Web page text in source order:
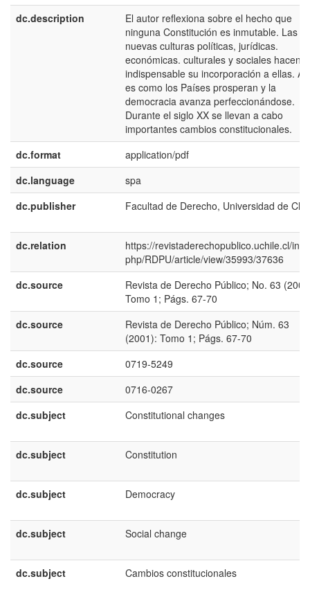
dc.description
El autor reflexiona sobre el hecho que
ninguna Constitución es inmutable. Las
nuevas culturas políticas, jurídicas.
económicas. culturales y sociales hacen
indispensable su incorporación a ellas.
es como los Países prosperan y la
democracia avanza perfeccionándose.
Durante el siglo XX se llevan a cabo
importantes cambios constitucionales.
dc.format
application/pdf
dc.language
spa
dc.publisher
Facultad de Derecho, Universidad de
dc.relation
https://revistaderechopublico.uchile.cl/
php/RDPU/article/view/35993/37636
dc.source
Revista de Derecho Público; No. 63
Tomo 1; Págs. 67-70
dc.source
Revista de Derecho Público; Núm. 63
(2001): Tomo 1; Págs. 67-70
dc.source
0719-5249
dc.source
0716-0267
dc.subject
Constitutional changes
dc.subject Constitution
dc.subject Democracy
dc.subject Social change
dc.subject Cambios constitucionales